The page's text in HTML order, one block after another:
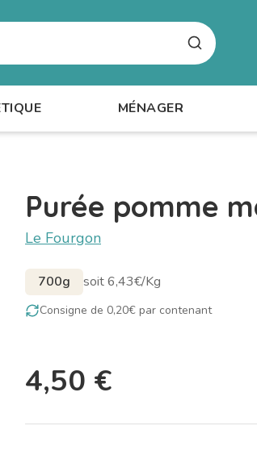
Rechercher
MÉNAGER
Purée pomme
Le Fourgon
700g soit 6,43€/Kg
Consigne de 0,20€ par contenant
4,50 €